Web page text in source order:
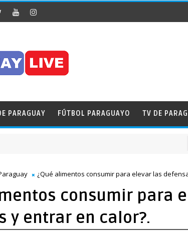
PARAGUAY FÚTBOL PARAGUAYO TV DE
¿Qué alimentos consumir para elevar las
consumir para
y entrar en calor?.